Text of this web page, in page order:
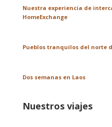
Nuestra experiencia de
HomeExchange
Pueblos tranquilos del norte
Dos semanas en Laos
Nuestros viajes